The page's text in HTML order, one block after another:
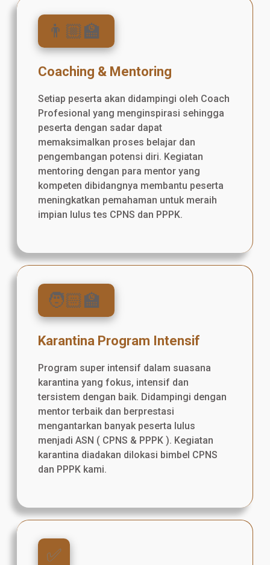
👨🏼‍🏫
Coaching & Mentoring
Setiap peserta akan didampingi oleh Coach
Profesional yang menginspirasi sehingga
peserta dengan sadar dapat
memaksimalkan proses belajar dan
pengembangan potensi diri. Kegiatan
mentoring dengan para mentor yang
kompeten dibidangnya membantu peserta
meningkatkan pemahaman untuk meraih
impian lulus tes CPNS dan PPPK.
🧑🏻‍🏫
Karantina Program Intensif
Program super intensif dalam suasana
karantina yang fokus, intensif dan
tersistem dengan baik. Didampingi dengan
mentor terbaik dan berprestasi
mengantarkan banyak peserta lulus
menjadi ASN ( CPNS & PPPK ). Kegiatan
karantina diadakan dilokasi bimbel CPNS
dan PPPK kami.
✅️